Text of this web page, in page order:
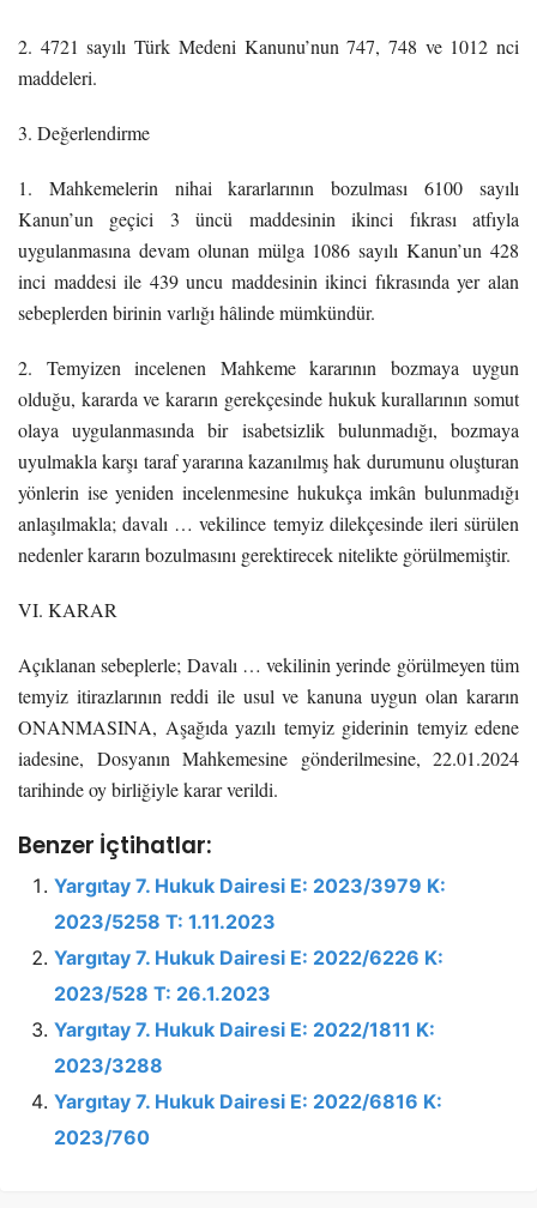
2. 4721 sayılı Türk Medeni Kanunu’nun 747, 748 ve 1012 nci
maddeleri.
3. Değerlendirme
1. Mahkemelerin nihai kararlarının bozulması 6100 sayılı
Kanun’un geçici 3 üncü maddesinin ikinci fıkrası atfıyla
uygulanmasına devam olunan mülga 1086 sayılı Kanun’un 428
inci maddesi ile 439 uncu maddesinin ikinci fıkrasında yer alan
sebeplerden birinin varlığı hâlinde mümkündür.
2. Temyizen incelenen Mahkeme kararının bozmaya uygun
olduğu, kararda ve kararın gerekçesinde hukuk kurallarının somut
olaya uygulanmasında bir isabetsizlik bulunmadığı, bozmaya
uyulmakla karşı taraf yararına kazanılmış hak durumunu oluşturan
yönlerin ise yeniden incelenmesine hukukça imkân bulunmadığı
anlaşılmakla; davalı … vekilince temyiz dilekçesinde ileri sürülen
nedenler kararın bozulmasını gerektirecek nitelikte görülmemiştir.
VI. KARAR
Açıklanan sebeplerle; Davalı … vekilinin yerinde görülmeyen tüm
temyiz itirazlarının reddi ile usul ve kanuna uygun olan kararın
ONANMASINA, Aşağıda yazılı temyiz giderinin temyiz edene
iadesine, Dosyanın Mahkemesine gönderilmesine, 22.01.2024
tarihinde oy birliğiyle karar verildi.
Benzer İçtihatlar:
Yargıtay 7. Hukuk Dairesi E: 2023/3979 K:
2023/5258 T: 1.11.2023
Yargıtay 7. Hukuk Dairesi E: 2022/6226 K:
2023/528 T: 26.1.2023
Yargıtay 7. Hukuk Dairesi E: 2022/1811 K:
2023/3288
Yargıtay 7. Hukuk Dairesi E: 2022/6816 K:
2023/760